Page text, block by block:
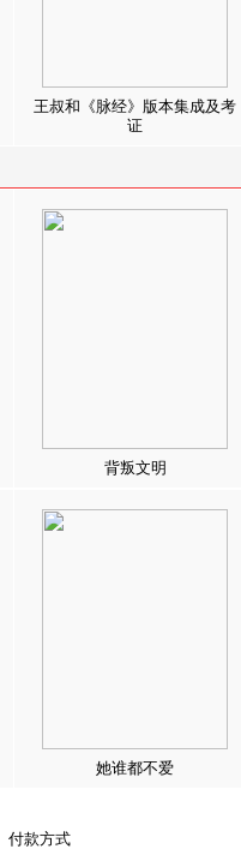
王叔和《脉经》版本集成及考
证
背叛文明
她谁都不爱
付款方式